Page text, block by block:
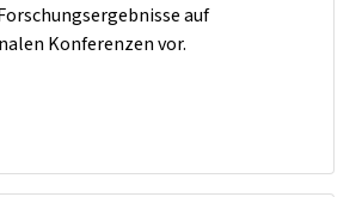
auf
Konferenzen vor.